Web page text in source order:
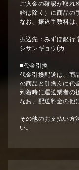
ご入金の確認が取れ
始は除く）に商品の
なお、振込手数料は
振込先：みずほ銀
シサンギョウ(カ
■代金引換
代金引換配送は、商
の商品と引換えに代
到着時に運送業者の
なお、配送料金の他
その他のお支払い方
い。